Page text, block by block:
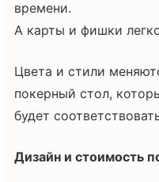
времени.
А карты и фишки
Цвета и стили
покерный стол,
будет
Дизайн и стоимость